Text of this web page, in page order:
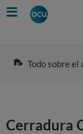
Skip
to
Todo sobre el
Cerradura